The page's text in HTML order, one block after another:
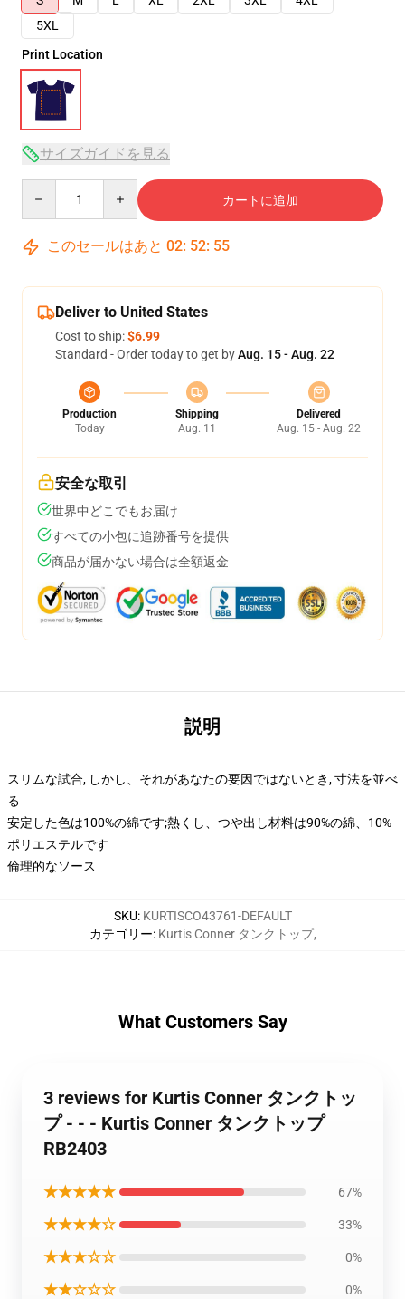
5XL
Print Location
サイズガイドを見る
カートに追加
このセールはあと 02: 52: 54
Deliver to United States
Cost to ship:$6.99
Standard - Order today to get byAug. 15 - Aug. 22
Production
Today
Shipping
Aug. 11
Delivered
Aug. 15 - Aug. 22
安全な取引
世界中どこでもお届け
すべての小包に追跡番号を提供
商品が届かない場合は全額返金
説明
スリムな試合, しかし、それがあなたの要因ではないとき, 寸法を並べ
る
安定した色は100%の綿です;熱くし、つや出し材料は90%の綿、10%
ポリエステルです
倫理的なソース
SKU: KURTISCO43761-DEFAULT
カテゴリー: Kurtis Conner タンクトップ,
What Customers Say
3 reviews for Kurtis Conner タンクトッ
プ - - - Kurtis Conner タンクトップ
RB2403
★★★★★ 67%
★★★★☆ 33%
★★★☆☆ 0%
★★☆☆☆ 0%